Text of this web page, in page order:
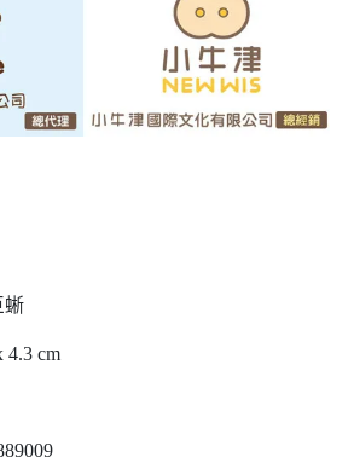
蜥
4.3 cm